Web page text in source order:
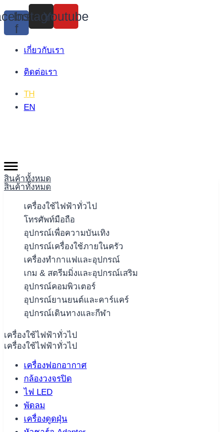
Skip
to
content
f
Instagram
Youtube
เกี่ยวกับเรา
ติดต่อเรา
TH
EN
สินค้าทั้งหมด
สินค้าทั้งหมด
เครื่องใช้ไฟฟ้าทั่วไป
โทรศัพท์มือถือ
อุปกรณ์เพื่อความบันเทิง
อุปกรณ์เครื่องใช้ภายในครัว
เครื่องทำกาแฟและอุปกรณ์
เกม & สตรีมมิ่งและอุปกรณ์เสริม
อุปกรณ์คอมพิวเตอร์
อุปกรณ์ยานยนต์และคาร์แคร์
อุปกรณ์เดินทางและกีฬา
เครื่องใช้ไฟฟ้าทั่วไป
เครื่องใช้ไฟฟ้าทั่วไป
เครื่องฟอกอากาศ
กล้องวงจรปิด
ไฟ LED
พัดลม
เครื่องดูดฝุ่น